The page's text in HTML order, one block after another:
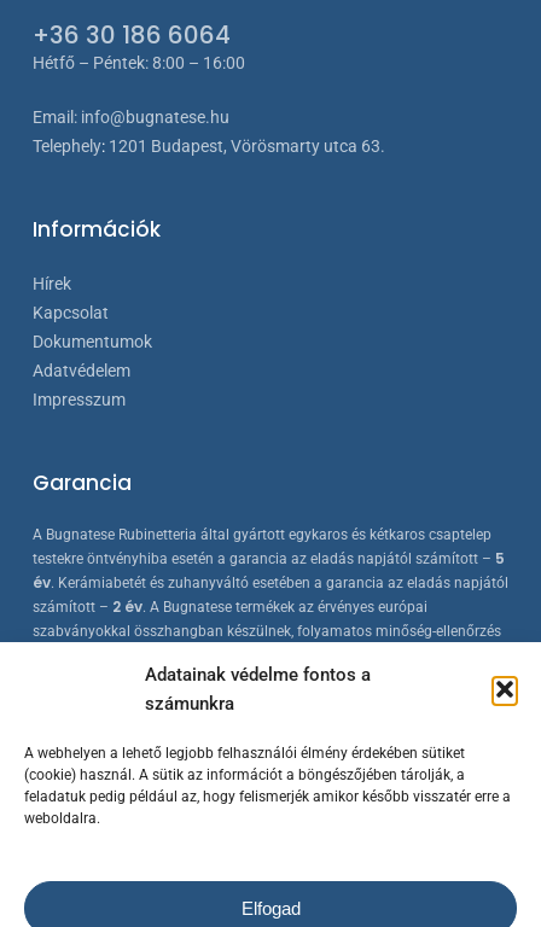
Adatainak védelme fontos a
számunkra
A webhelyen a lehető legjobb felhasználói élmény érdekében sütiket
(cookie) használ. A sütik az információt a böngészőjében tárolják, a
feladatuk pedig például az, hogy felismerjék amikor később visszatér erre a
weboldalra.
Elfogad
+36 30 186 6064
Hétfő – Péntek: 8:00 – 16:00
Email: info@bugnatese.hu
Telephely: 1201 Budapest, Vörösmarty utca 63.
Információk
Hírek
Kapcsolat
Dokumentumok
Adatvédelem
Impresszum
Garancia
A Bugnatese Rubinetteria által gyártott egykaros és kétkaros csaptelep
testekre öntvényhiba esetén a garancia az eladás napjától számított – 5
év. Kerámiabetét és zuhanyváltó esetében a garancia az eladás napjától
számított – 2 év. A Bugnatese termékek az érvényes európai
szabványokkal összhangban készülnek, folyamatos minőség-ellenőrzés
/ Minden jog fenntartva!